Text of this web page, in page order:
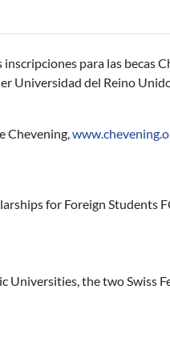
para las becas
Universidad del Reino
Chevening,
for foreign students
for Foreign Students
Universities, the two Swiss